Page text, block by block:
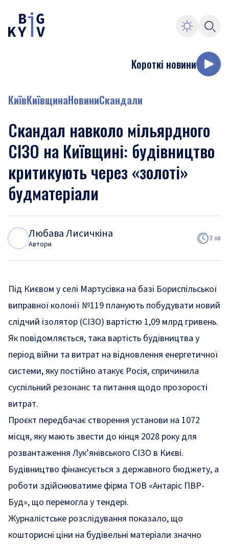
Короткі новини
КиївКиївщинаНовиниСкандали
Скандал навколо мільярдного
СІЗО на Київщині: будівництво
критикують через «золоті»
будматеріали
Любава Лисичкіна
Автори
3 хв
Під Києвом у селі Мартусівка на базі Бориспільської
виправної колонії №119 планують побудувати новий
слідчий ізолятор (СІЗО) вартістю 1,09 млрд гривень.
Як повідомляється, така вартість будівництва у
період війни та витрат на відновлення енергетичної
системи, яку постійно атакує Росія, спричинила
суспільний резонанс та питання щодо прозорості
витрат.
Проєкт передбачає створення установи на 1072
місця, яку мають звести до кінця 2028 року для
розвантаження Лук’янівського СІЗО в Києві.
Будівництво фінансується з державного бюджету, а
роботи здійснюватиме фірма ТОВ «Антаріс ПВР-
Буд», що перемогла у тендері.
Журналістське розслідування показало, що
кошторисні ціни на будівельні матеріали значно